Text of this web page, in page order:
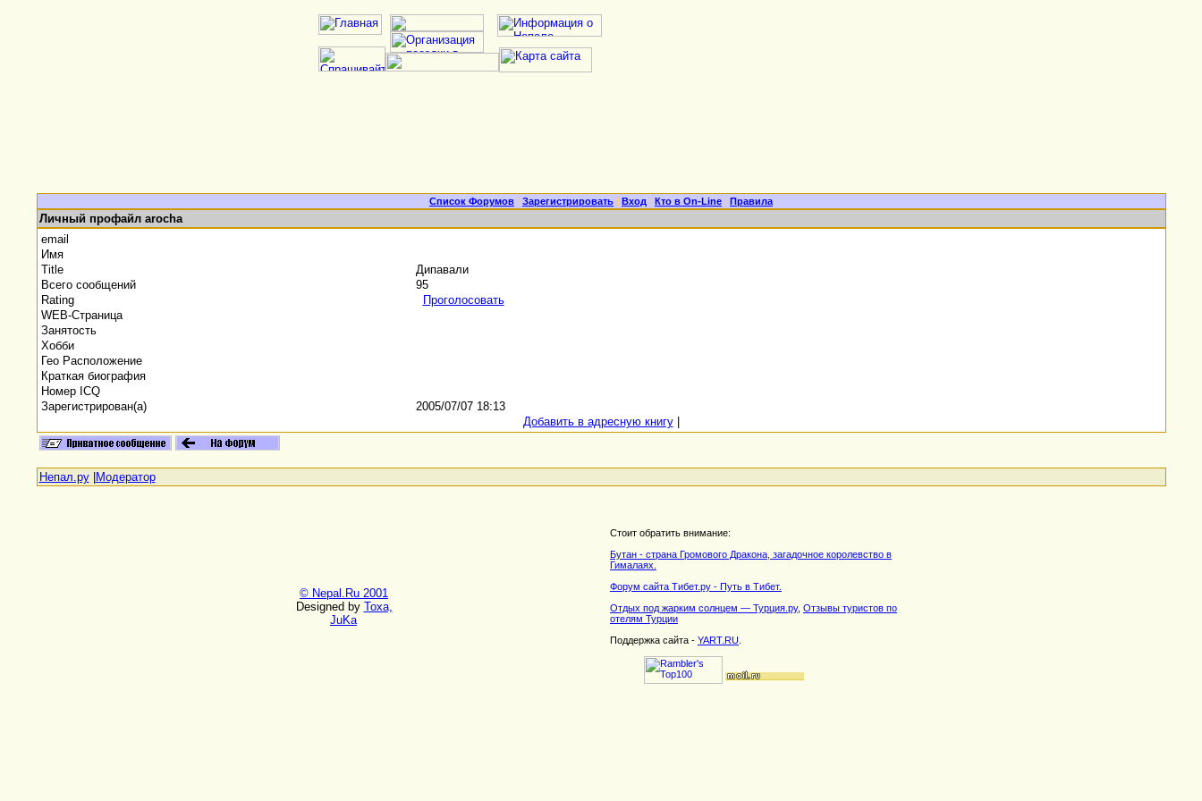
Список Форумов | Зарегистрировать | Вход | Кто в On-Line | Правила
Личный профайл arocha
email
Имя
Title
Дипавали
Всего сообщений
95
Rating
Проголосовать
WEB-Страница
Занятость
Хобби
Гео Расположение
Краткая биография
Номер ICQ
Зарегистрирован(а)
2005/07/07 18:13
Добавить в адресную книгу|
Непал.ру| Модератор
© Nepal.Ru 2001
Designed by Toxa,
JuKa
Стоит обратить внимание:
Бутан - страна Громового Дракона, загадочное королевство в
Гималаях.
Форум сайта Тибет.ру - Путь в Тибет.
Отдых под жарким солнцем — Турция.ру, Отзывы туристов по
отелям Турции
Поддержка сайта - YART.RU